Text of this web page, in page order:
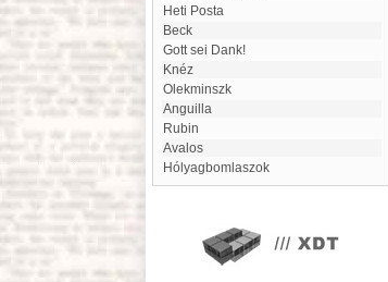
Heti Posta
Beck
Gott sei Dank!
Knéz
Olekminszk
Anguilla
Rubin
Avalos
Hólyagbomlaszok